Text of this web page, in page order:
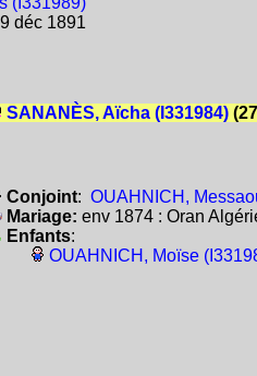
déc 1891
SANANÈS, Aïcha (I331984)
Conjoint:OUAHNICH,
Mariage:env 1874 : Oran
Enfants:
OUAHNICH, Moïse